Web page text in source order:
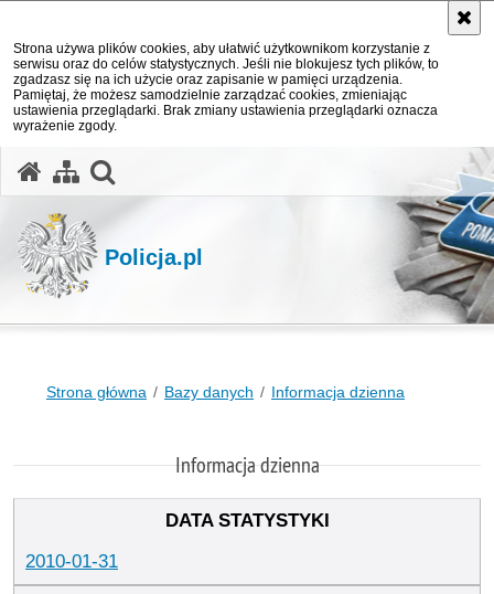
Strona używa plików cookies, aby ułatwić użytkownikom korzystanie z
serwisu oraz do celów statystycznych. Jeśli nie blokujesz tych plików, to
zgadzasz się na ich użycie oraz zapisanie w pamięci urządzenia.
Pamiętaj, że możesz samodzielnie zarządzać cookies, zmieniając
ustawienia przeglądarki. Brak zmiany ustawienia przeglądarki oznacza
wyrażenie zgody.
Policja.pl
Strona główna Bazy danych Informacja dzienna
Informacja dzienna
2010-01-31